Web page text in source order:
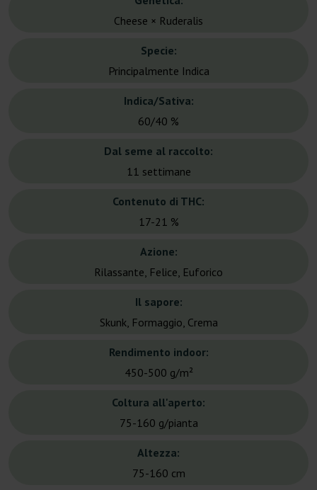
Cheese × Ruderalis
Specie:
Principalmente Indica
Indica/Sativa:
60/40 %
Dal seme al raccolto:
11 settimane
Contenuto di THC:
17-21 %
Azione:
Rilassante, Felice, Euforico
Il sapore:
Skunk, Formaggio, Crema
Rendimento indoor:
450-500 g/m²
Coltura all'aperto:
75-160 g/pianta
Altezza:
75-160 cm